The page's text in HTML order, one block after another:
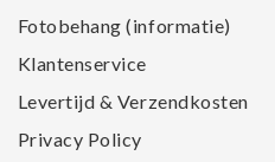
Fotobehang (informatie)
Klantenservice
Levertijd & Verzendkosten
Privacy Policy